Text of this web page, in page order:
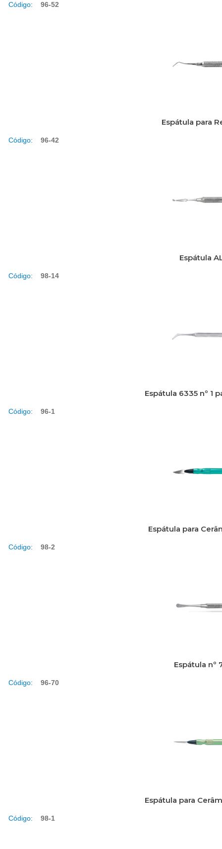
Código: 96-52
Espátula para
Código: 96-42
Espátula
Código: 98-14
Espátula 6335 nº 1
Código: 96-1
Espátula para
Código: 98-2
Espátula nº
Código: 96-70
Espátula para
Código: 98-1